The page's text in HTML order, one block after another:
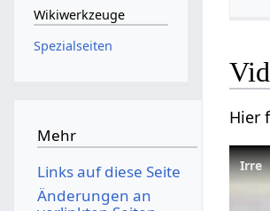
Irre
Wikiwerkzeuge
Spezialseiten
Mehr
Links auf diese Seite
Änderungen an